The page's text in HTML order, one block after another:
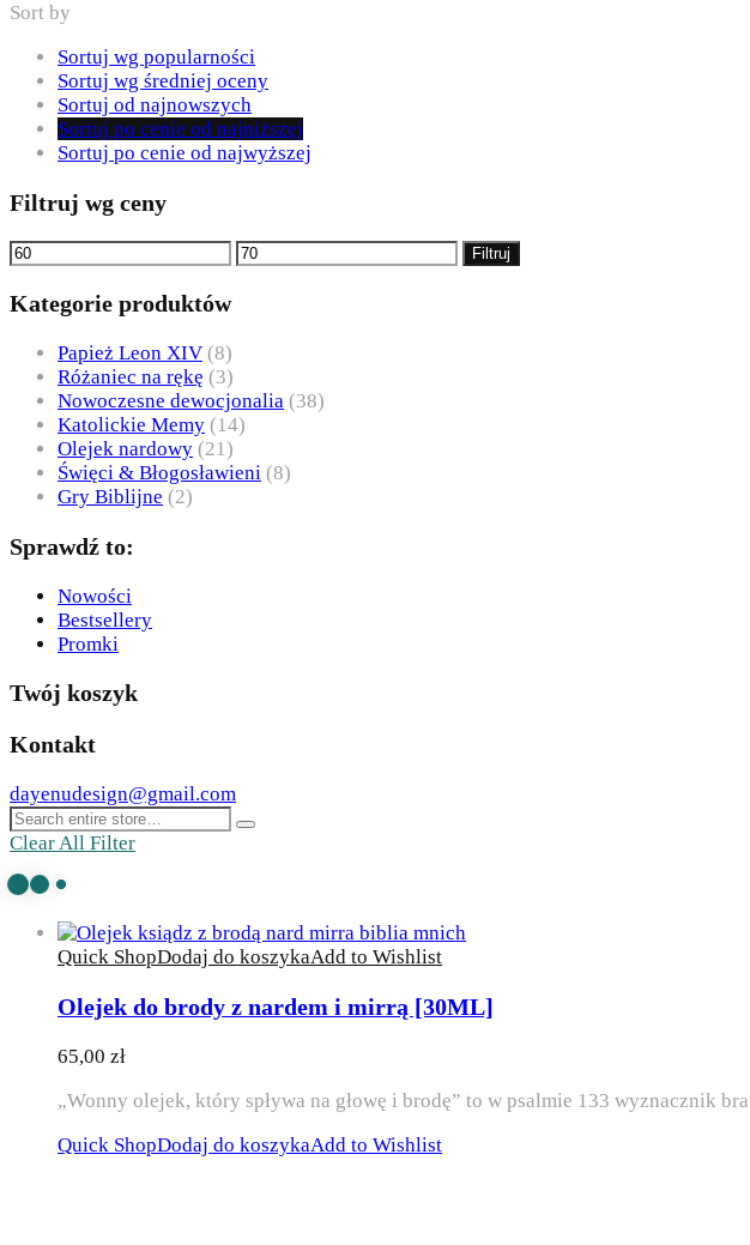
Sort by
Sortuj wg popularności
Sortuj wg średniej oceny
Sortuj od najnowszych
Sortuj po cenie od najniższej
Sortuj po cenie od najwyższej
Filtruj wg ceny
Cena
Cena
Filtruj
Kategorie produktów
Papież Leon XIV (8)
Różaniec na rękę (3)
Nowoczesne dewocjonalia (38)
Katolickie Memy (14)
Olejek nardowy (21)
Święci & Błogosławieni (8)
Gry Biblijne (2)
Sprawdź to:
Nowości
Bestsellery
Promki
Twój koszyk
Kontakt
dayenudesign@gmail.com
Clear All Filter
Quick ShopDodaj do koszykaAdd to Wishlist
Olejek do brody z nardem i mirrą [30ML]
65,00 zł
„Wonny olejek, który spływa na głowę i brodę” to w psalmie 133 wyznacznik
Quick ShopDodaj do koszykaAdd to Wishlist